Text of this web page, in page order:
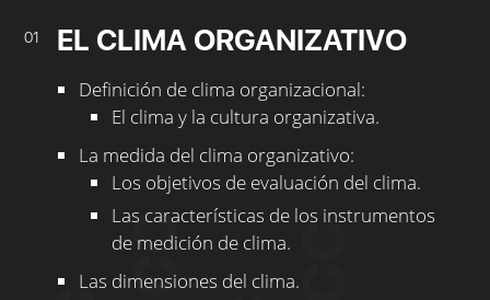
01 EL CLIMA ORGANIZATIVO
Definición de clima organizacional:
El clima y la cultura organizativa.
La medida del clima organizativo:
Los objetivos de evaluación del clima.
Las características de los instrumentos
de medición de clima.
Las dimensiones del clima.